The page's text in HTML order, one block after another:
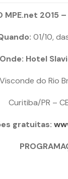
MPE.net 2015 –
01/10,
Onde: Hotel
do Rio
PR –
gratuitas: